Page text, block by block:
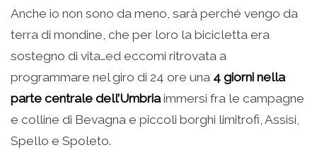
Anche io non sono da meno, sarà perché vengo da
terra di mondine, che per loro la bicicletta era
sostegno di vita…ed eccomi ritrovata a
programmare nel giro di 24 ore una 4 giorni nella
parte centrale dell’Umbriaimmersi fra le campagne
e colline di Bevagna e piccoli borghi limitrofi, Assisi,
Spello e Spoleto.